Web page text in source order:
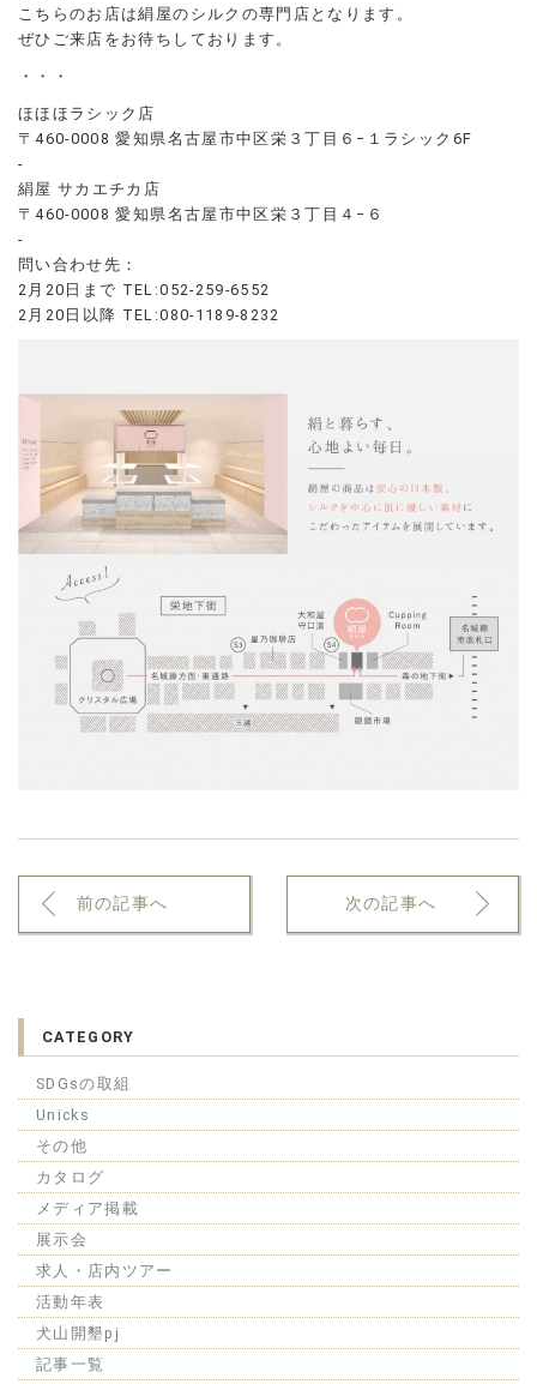
こちらのお店は絹屋のシルクの専門店となります。
ぜひご来店をお待ちしております。
・・・
ほほほラシック店
〒460-0008 愛知県名古屋市中区栄３丁目６−１ラシック6F
-
絹屋 サカエチカ店
〒460-0008 愛知県名古屋市中区栄３丁目４−６
-
問い合わせ先：
2月20日まで TEL:052-259-6552
2月20日以降 TEL:080-1189-8232
前の記事へ 次の記事へ
CATEGORY
SDGsの取組
Unicks
その他
カタログ
メディア掲載
展示会
求人・店内ツアー
活動年表
犬山開墾pj
記事一覧